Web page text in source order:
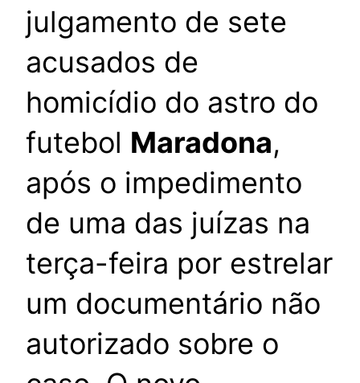
julgamento de sete
acusados de
homicídio do astro do
futebol Maradona,
após o impedimento
de uma das juízas na
terça-feira por estrelar
um documentário não
autorizado sobre o